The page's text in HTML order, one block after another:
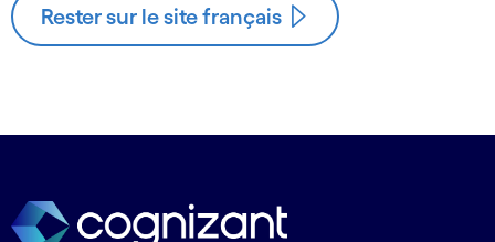
Rester sur le site français